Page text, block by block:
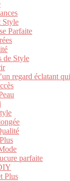
Style
Parfaite
de Style
regard éclatant
parfaite
Plus